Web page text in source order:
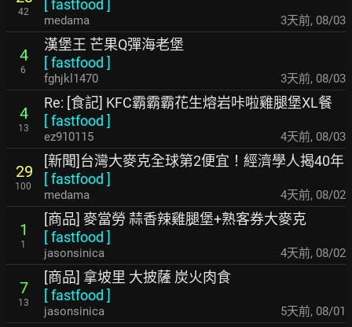
42
[fastfood ]
medama 3天前, 08/03
4
6
漢堡王 芒果Q彈海老堡
[fastfood ]
fghjkl1470 3天前, 08/03
4
13
Re: [食記] KFC霸霸霸花生熔岩咔啦雞腿堡XL餐
[fastfood ]
ez910115 4天前, 08/03
29
100
[新聞]台灣大麥克全球第2便宜！經濟學人揭40年
[fastfood ]
medama 4天前, 08/02
1
1
[商品] 麥當勞 蒜香辣雞腿堡+熟客券大麥克
[fastfood ]
jasonsinica 4天前, 08/02
7
13
[商品] 拿坡里 大披薩 炭火肉食
[fastfood ]
jasonsinica 5天前, 08/01